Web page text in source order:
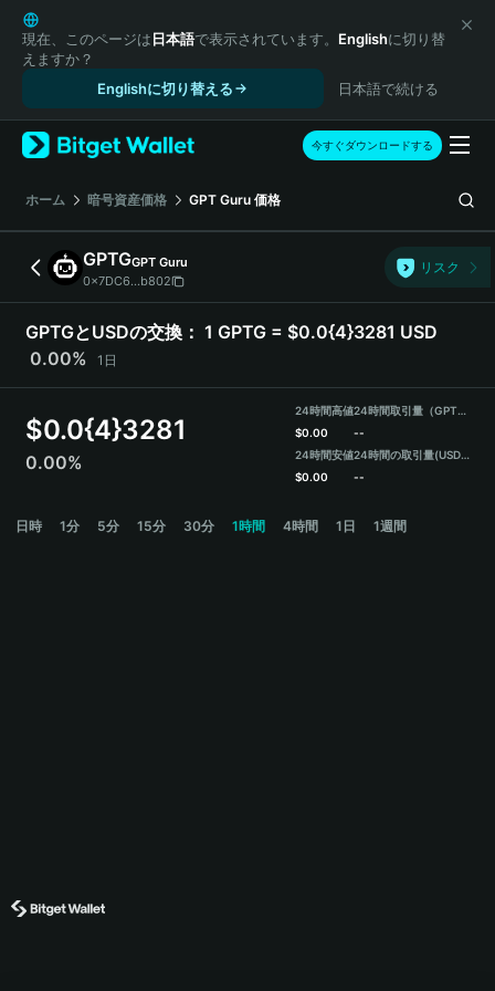
English
日本語
Tiếng Việt
Español (Latinoamérica)
Türkçe
Français
Deutsch
简体中文
繁體中文
Português (Portugal)
Bahasa Indonesia
ภาษาไทย
हिन्दी
Español
Português (Brasil)
現在、このページは日本語で表示されています。 Englishに切り替
えますか？
Englishに切り替える
日本語で続ける
今すぐダウンロードする
ホーム 暗号資産価格 GPT Guru 価格
GPTGGPT Guru
0x7DC6...b802
リスク
GPTGとUSDの交換： 1 GPTG = $0.0{4}3281 USD
0.00%
1日
$0.0{4}3281
0.00%
24時間高値
$0.00
24時間安値
$0.00
24時間取引量（GPTG）
--
24時間の取引量(USDT)
--
日時 1分 5分 15分 30分 1時間 4時間 1日 1週間